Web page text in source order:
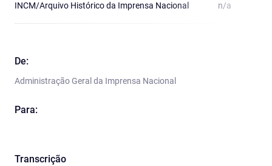
INCM/Arquivo Histórico da Imprensa Nacional
n/a
De:
Administração Geral da Imprensa Nacional
Para:
Transcrição